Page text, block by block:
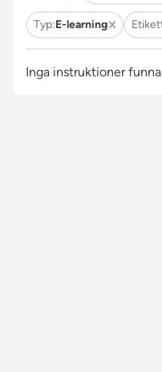
Typ:E-learning
Inga instruktioner